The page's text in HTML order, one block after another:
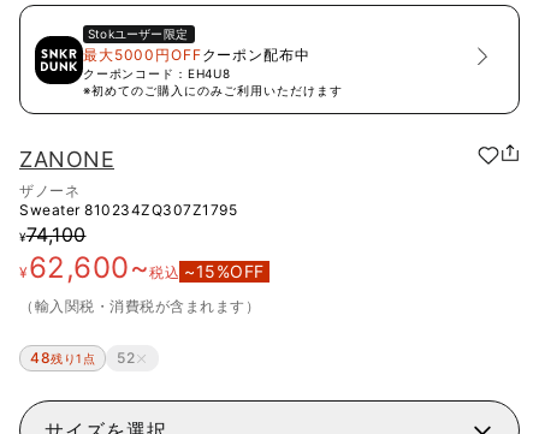
Stokユーザー限定
最大5000円OFFクーポン配布中
クーポンコード： EH4U8
※初めてのご購入にのみご利用いただけます
ZANONE
ザノーネ
Sweater 810234ZQ307Z1795
¥74,100
¥62,600~税込 ~15%OFF
（輸入関税・消費税が含まれます）
48残り1点 52